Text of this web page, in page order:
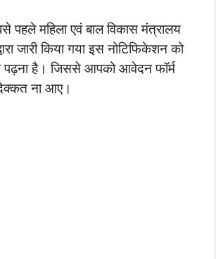
पहले महिला एवं बाल विकास मंत्रालय
जारी किया गया इस नोटिफिकेशन को
पढ़ना है। जिससे आपको आवेदन फॉर्म
ना आए।